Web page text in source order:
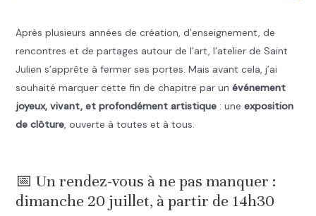
Après plusieurs années de création, d’enseignement, de
rencontres et de partages autour de l’art, l’atelier de Saint
Julien s’apprête à fermer ses portes. Mais avant cela, j’ai
souhaité marquer cette fin de chapitre par un événement
joyeux, vivant, et profondément artistique: une exposition
de clôture, ouverte à toutes et à tous.
📅 Un rendez-vous à ne pas manquer :
dimanche 20 juillet, à partir de 14h30